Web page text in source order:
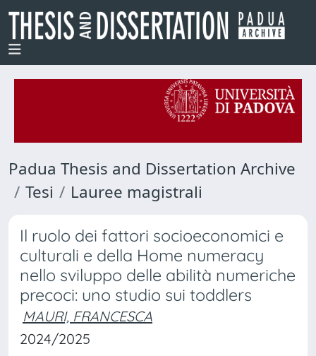
Padua Thesis and Dissertation Archive
Tesi
Lauree magistrali
Il ruolo dei fattori socioeconomici e
culturali e della Home numeracy
nello sviluppo delle abilità numeriche
precoci: uno studio sui toddlers
MAURI, FRANCESCA
2024/2025